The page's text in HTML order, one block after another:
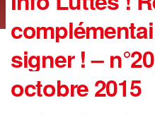
signer ! –
octobre 2015